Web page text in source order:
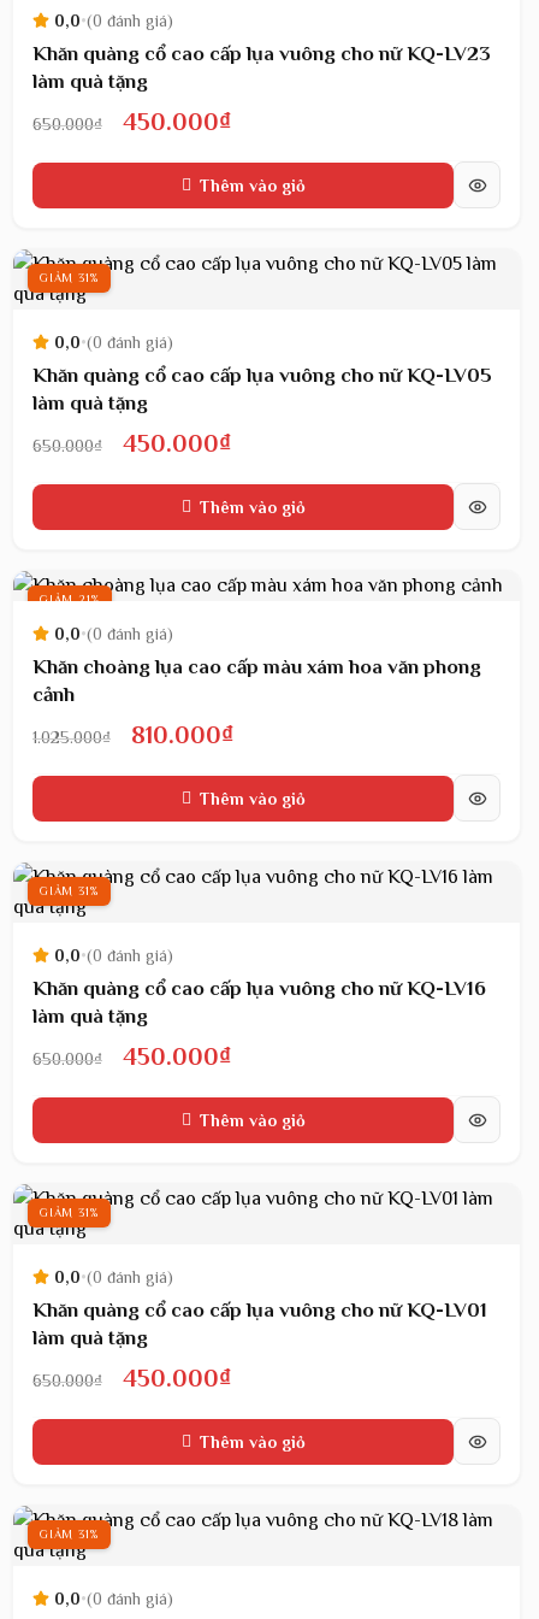
0,0•(0 đánh giá)
Khăn quàng cổ cao cấp lụa vuông cho nữ KQ-LV23
làm quà tặng
650.000₫
Giá
gốc
450.000₫Giá
hiện
tại
450.000₫.
Thêm vào giỏ
GIẢM 31%
0,0•(0 đánh giá)
Khăn quàng cổ cao cấp lụa vuông cho nữ KQ-LV05
làm quà tặng
650.000₫
Giá
gốc
450.000₫Giá
hiện
tại
450.000₫.
Thêm vào giỏ
GIẢM 21%
0,0•(0 đánh giá)
Khăn choàng lụa cao cấp màu xám hoa văn phong
cảnh
1.025.000₫
Giá
gốc
810.000₫Giá
hiện
tại
810.000₫.
Thêm vào giỏ
GIẢM 31%
0,0•(0 đánh giá)
Khăn quàng cổ cao cấp lụa vuông cho nữ KQ-LV16
làm quà tặng
650.000₫
Giá
gốc
450.000₫Giá
hiện
tại
450.000₫.
Thêm vào giỏ
GIẢM 31%
0,0•(0 đánh giá)
Khăn quàng cổ cao cấp lụa vuông cho nữ KQ-LV01
làm quà tặng
650.000₫
Giá
gốc
450.000₫Giá
hiện
tại
450.000₫.
Thêm vào giỏ
GIẢM 31%
0,0•(0 đánh giá)